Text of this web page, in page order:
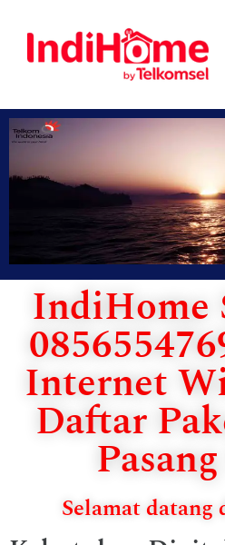
IndiHome
Internet
Daftar
Selamat